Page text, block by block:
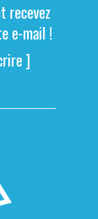
recevez
e-mail !
]